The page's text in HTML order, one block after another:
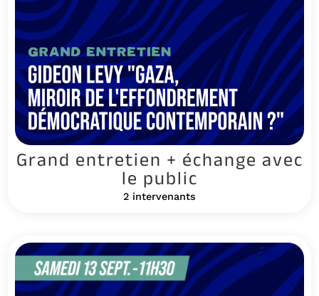
Grand entretien + échange avec
le public
2 intervenants